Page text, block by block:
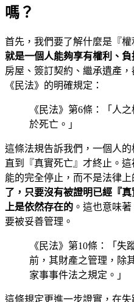
嗎？
首先，我們要了解什麼是『權
就是一個人能夠享有權利、
房屋、簽訂契約、繼承遺產
《民法》的明確規定：
《民法》第6條：「人
於死亡。」
這條法規告訴我們，一個人
直到『真實死亡』才終止。
能的完全停止，而不是法律上
了，只要沒有被證明已經『
上是依然存在的 。這也意味
要被妥善管理。
《民法》第10條：「失
前，其財產之管理，除
家事事件法之規定。」
這條規定更進一步證實，在